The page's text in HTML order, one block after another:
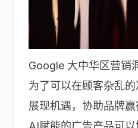
Google 大中华区营销
为了可以在顾客杂乱
展现机遇，协助品牌